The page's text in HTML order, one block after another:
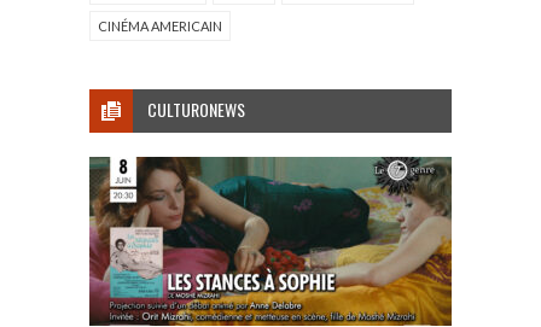
CINÉMA AMERICAIN
CULTURONEWS